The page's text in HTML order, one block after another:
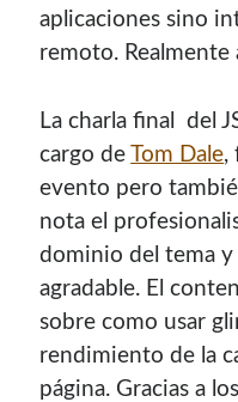
aplicaciones sino
remoto. Realmente
La charla final del
cargo deTom Dale,
evento pero
nota el
dominio del tema y
agradable. El
sobre como usar
rendimiento de la
página. Gracias a